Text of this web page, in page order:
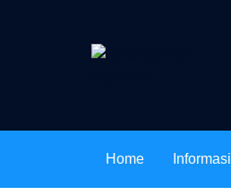
Home Informasi